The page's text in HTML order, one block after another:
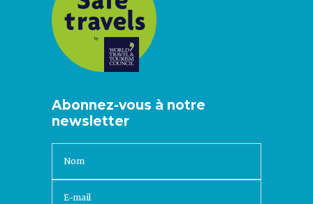
Abonnez-vous à notre
newsletter